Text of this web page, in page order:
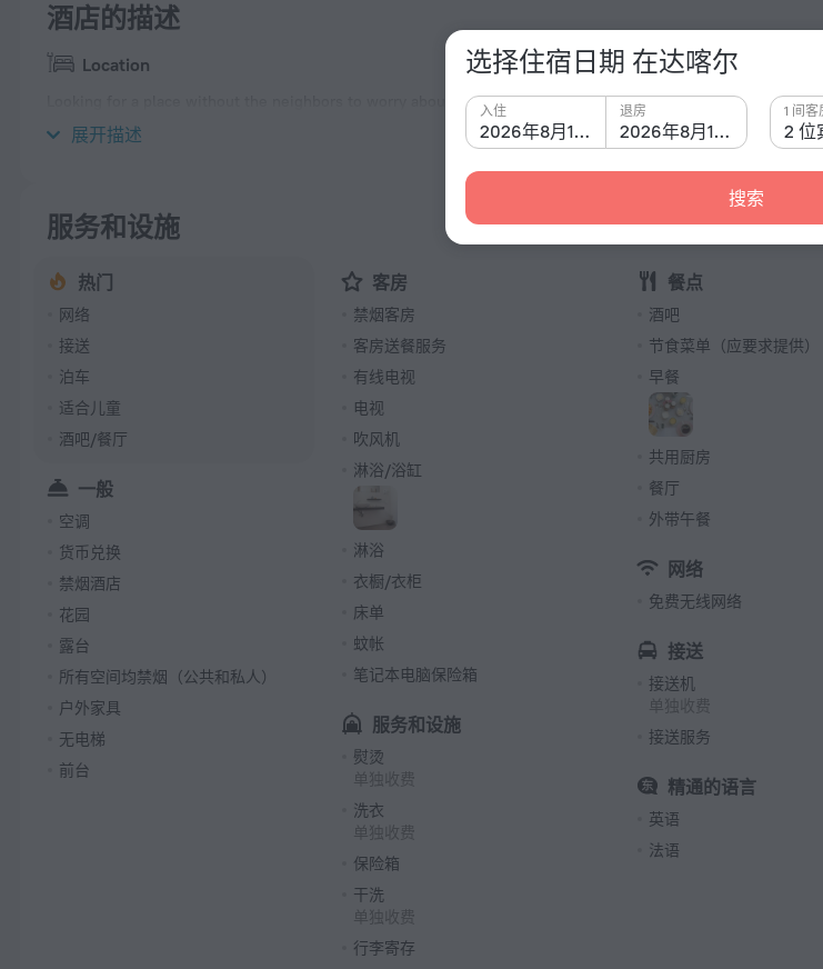
选择住宿日期 在达喀尔
2026年8月15日
入住
2026年8月16日
退房
2 位
1 间客
搜索
酒店的描述
Location
Looking for a place without the neighbors to worry about? Villa «LA VILLA 126 Dakar» is located in Dakar.
located in 9 km from the city center.
展开描述
服务和设施
热门
网络
接送
泊车
适合儿童
酒吧/餐厅
一般
空调
货币兑换
禁烟酒店
花园
露台
所有空间均禁烟（公共和私人）
户外家具
无电梯
前台
客房
禁烟客房
客房送餐服务
有线电视
电视
吹风机
淋浴/浴缸
淋浴
衣橱/衣柜
床单
蚊帐
笔记本电脑保险箱
服务和设施
熨烫
单独收费
洗衣
单独收费
保险箱
干洗
单独收费
行李寄存
餐点
酒吧
节食菜单（应要求提供）
早餐
共用厨房
餐厅
外带午餐
网络
免费无线网络
接送
接送机
单独收费
接送服务
精通的语言
英语
法语